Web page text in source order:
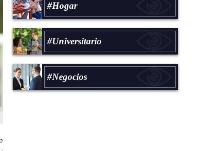
#Hogar
#Universitario
#Negocios